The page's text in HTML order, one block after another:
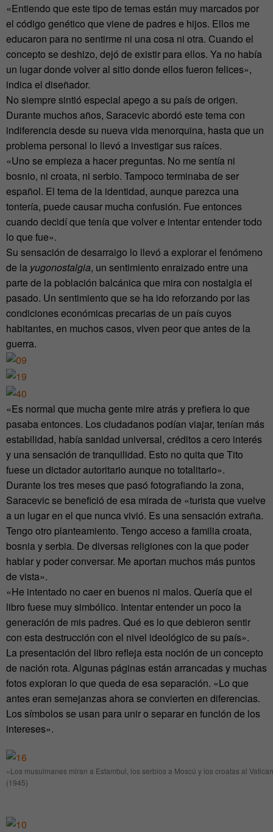
«Entiendo que este tipo de temas están muy marcados por
el código genético que viene de padres e hijos. Ellos me
educaron para no sentirme ni una cosa ni otra. Cuando el
concepto se deshizo, dejó de existir para ellos. Ya no había
un lugar donde volver al sitio donde ellos fueron felices»,
indica el diseñador.
No siempre sintió especial apego a su país de origen.
Durante muchos años, Saracevic abordó este tema con
indiferencia desde su nueva vida menorquina, hasta que un
problema personal lo llevó a investigar sus raíces.
«Uno se empieza a hacer preguntas. No me sentía ni
bosnio, ni croata, ni serbio. Tampoco terminaba de ser
español. El tema de la identidad, aunque parezca una
tontería, puede causar mucha confusión. Fue entonces
cuando decidí que tenía que volver e intentar entender todo
lo que fue».
Su sensación de desarraigo lo llevó a explorar el fenómeno
de la yugonostalgia, un sentimiento enraizado entre una
parte de la población balcánica que mira con nostalgia el
pasado. Un sentimiento que se ha ido reforzando por las
condiciones económicas precarias de un país cuyos
habitantes, en muchos casos, viven peor que antes de la
guerra.
«Es normal que mucha gente mire atrás y prefiera lo que
pasaba entonces. Los ciudadanos podían viajar, tenían más
estabilidad, había sanidad universal, créditos a cero interés
y una sensación de tranquilidad. Esto no quita que Tito
fuese un dictador autoritario aunque no totalitario».
Durante los tres meses que pasó fotografiando la zona,
Saracevic se benefició de esa mirada de «turista que vuelve
a un lugar en el que nunca vivió. Es una sensación extraña.
Tengo otro planteamiento. Tengo acceso a familia croata,
bosnia y serbia. De diversas religiones con la que poder
hablar y poder conversar. Me aportan muchos más puntos
de vista».
«He intentado no caer en buenos ni malos. Quería que el
libro fuese muy simbólico. Intentar entender un poco la
generación de mis padres. Qué es lo que debieron sentir
con esta destrucción con el nivel ideológico de su país».
La presentación del libro refleja esta noción de un concepto
de nación rota. Algunas páginas están arrancadas y muchas
fotos exploran lo que queda de esa separación. «Lo que
antes eran semejanzas ahora se convierten en diferencias.
Los símbolos se usan para unir o separar en función de los
intereses».
«Los musulmanes miran a Estambul, los serbios a Moscú y los croatas al
(1945)